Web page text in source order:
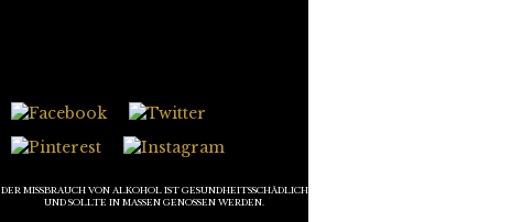
DER MISSBRAUCH VON ALKOHOL IST GESUNDHEITSSCHÄDLICH
UND SOLLTE IN MASSEN GENOSSEN WERDEN.